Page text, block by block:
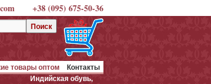
+38 (095) 675-50-36
Контакты
товары оптом
Индийская обувь,